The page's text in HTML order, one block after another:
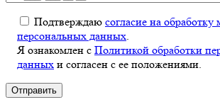
Подтверждаю согласие на обработку
персональных данных.
Я ознакомлен с Политикой обработки
данных и согласен с ее положениями.